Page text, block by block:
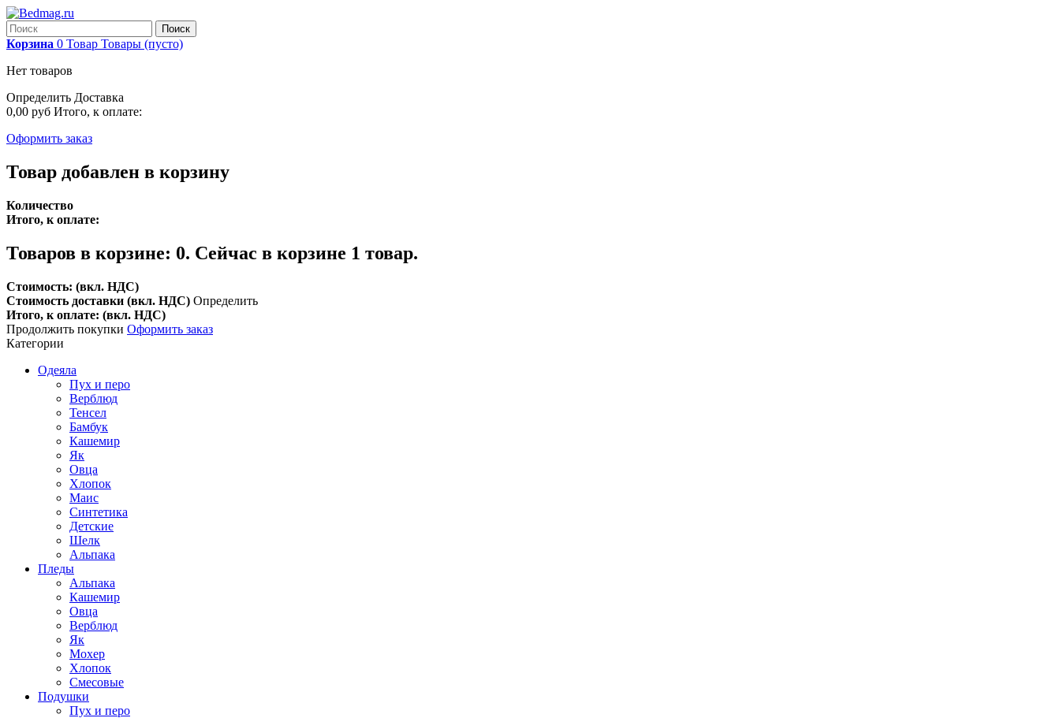
Поиск
Корзина 0 Товар Товары (пусто)
Нет товаров
Определить Доставка
0,00 руб Итого, к оплате:
Оформить заказ
Товар добавлен в корзину
Количество
Итого, к оплате:
Товаров в корзине: 0. Сейчас в корзине 1 товар.
Стоимость: (вкл. НДС)
Стоимость доставки (вкл. НДС) Определить
Итого, к оплате: (вкл. НДС)
Продолжить покупки Оформить заказ
Категории
Одеяла
Пух и перо
Верблюд
Тенсел
Бамбук
Кашемир
Як
Овца
Хлопок
Маис
Синтетика
Детские
Шелк
Альпака
Пледы
Альпака
Кашемир
Овца
Верблюд
Як
Мохер
Хлопок
Смесовые
Подушки
Пух и перо